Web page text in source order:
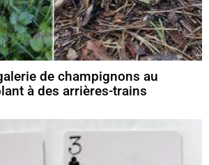
de champignons au
à des arrières-trains